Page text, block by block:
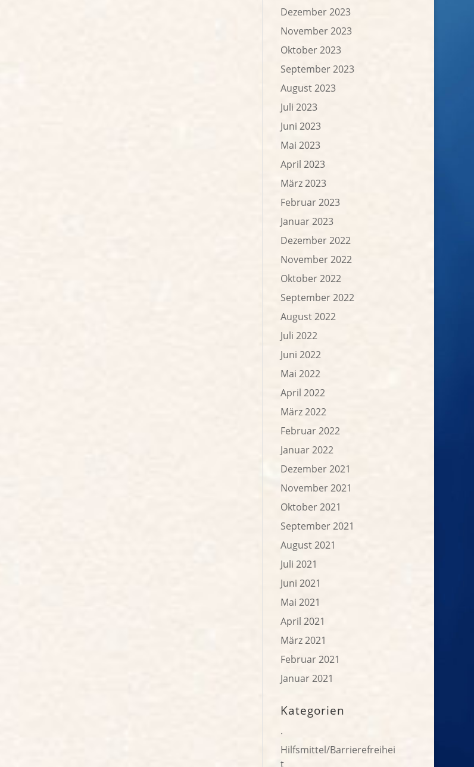
Dezember 2023
November 2023
Oktober 2023
September 2023
August 2023
Juli 2023
Juni 2023
Mai 2023
April 2023
März 2023
Februar 2023
Januar 2023
Dezember 2022
November 2022
Oktober 2022
September 2022
August 2022
Juli 2022
Juni 2022
Mai 2022
April 2022
März 2022
Februar 2022
Januar 2022
Dezember 2021
November 2021
Oktober 2021
September 2021
August 2021
Juli 2021
Juni 2021
Mai 2021
April 2021
März 2021
Februar 2021
Januar 2021
Kategorien
.
Hilfsmittel/Barrierefreihei
t